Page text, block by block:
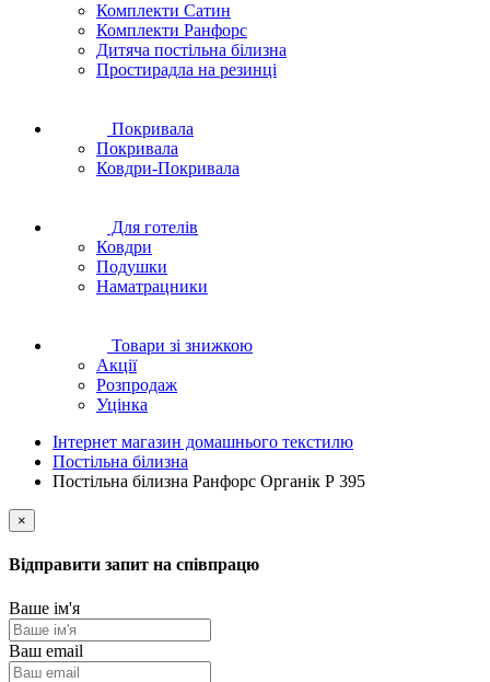
Комплекти Сатин
Комплекти Ранфорс
Дитяча постільна білизна
Простирадла на резинці
Покривала
Покривала
Ковдри-Покривала
Для готелів
Ковдри
Подушки
Наматрацники
Товари зі знижкою
Акції
Розпродаж
Уцінка
Інтернет магазин домашнього текстилю
Постільна білизна
Постільна білизна Ранфорс Органік Р 395
×
Відправити запит на співпрацю
Ваше ім'я
Ваш email